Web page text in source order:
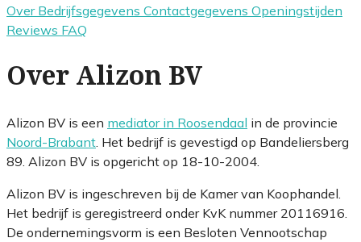
Over Bedrijfsgegevens Contactgegevens Openingstijden
Reviews FAQ
Over Alizon BV
Alizon BV is een mediator in Roosendaal in de provincie
Noord-Brabant . Het bedrijf is gevestigd op Bandeliersberg
89. Alizon BV is opgericht op 18-10-2004.
Alizon BV is ingeschreven bij de Kamer van Koophandel.
Het bedrijf is geregistreerd onder KvK nummer 20116916.
De ondernemingsvorm is een Besloten Vennootschap